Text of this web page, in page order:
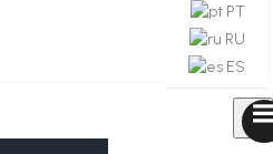
PT
RU
ES